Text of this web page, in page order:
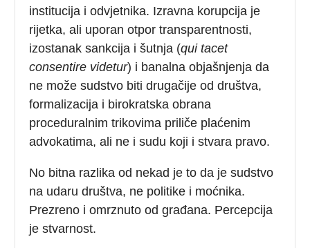
institucija i odvjetnika. Izravna korupcija je
rijetka, ali uporan otpor transparentnosti,
izostanak sankcija i šutnja (qui tacet
consentire videtur) i banalna objašnjenja da
ne može sudstvo biti drugačije od društva,
formalizacija i birokratska obrana
proceduralnim trikovima priliče plaćenim
advokatima, ali ne i sudu koji i stvara pravo.
No bitna razlika od nekad je to da je sudstvo
na udaru društva, ne politike i moćnika.
Prezreno i omrznuto od građana. Percepcija
je stvarnost.